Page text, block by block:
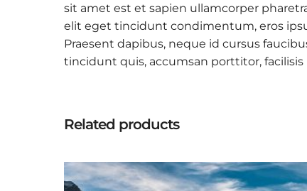
sit amet est et sapien ullamcorper
elit eget tincidunt condimentum, eros
Praesent dapibus, neque id cursus
tincidunt quis, accumsan porttitor,
Related products